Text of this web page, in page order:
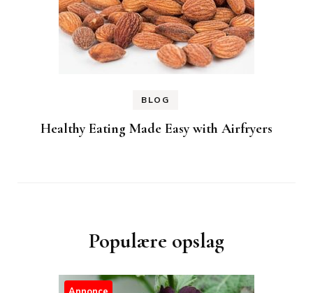
BLOG
Healthy Eating Made Easy with Airfryers
Populære opslag